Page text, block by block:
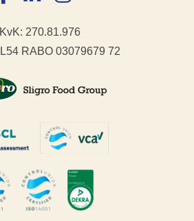
KvK: 270.81.976
RABO 03079679 72